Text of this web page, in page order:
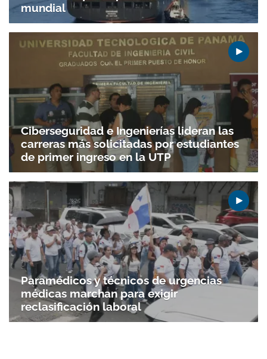
mundial
Ciberseguridad e Ingenierías lideran las
carreras más solicitadas por estudiantes
de primer ingreso en la UTP
Paramédicos y técnicos de urgencias
médicas marchan para exigir
reclasificación laboral